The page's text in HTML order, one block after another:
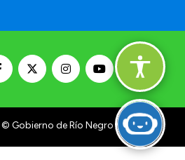
© Gobierno de Río Negro